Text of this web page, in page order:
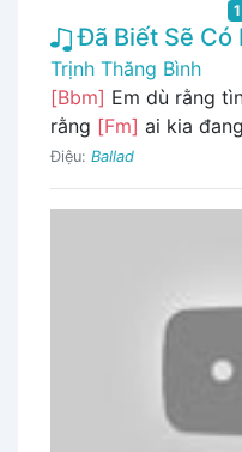
Đã Biết Sẽ Có
Trịnh Thăng Bình
[Bbm] Em dù rằng
rằng [Fm] ai kia
Điệu: Ballad